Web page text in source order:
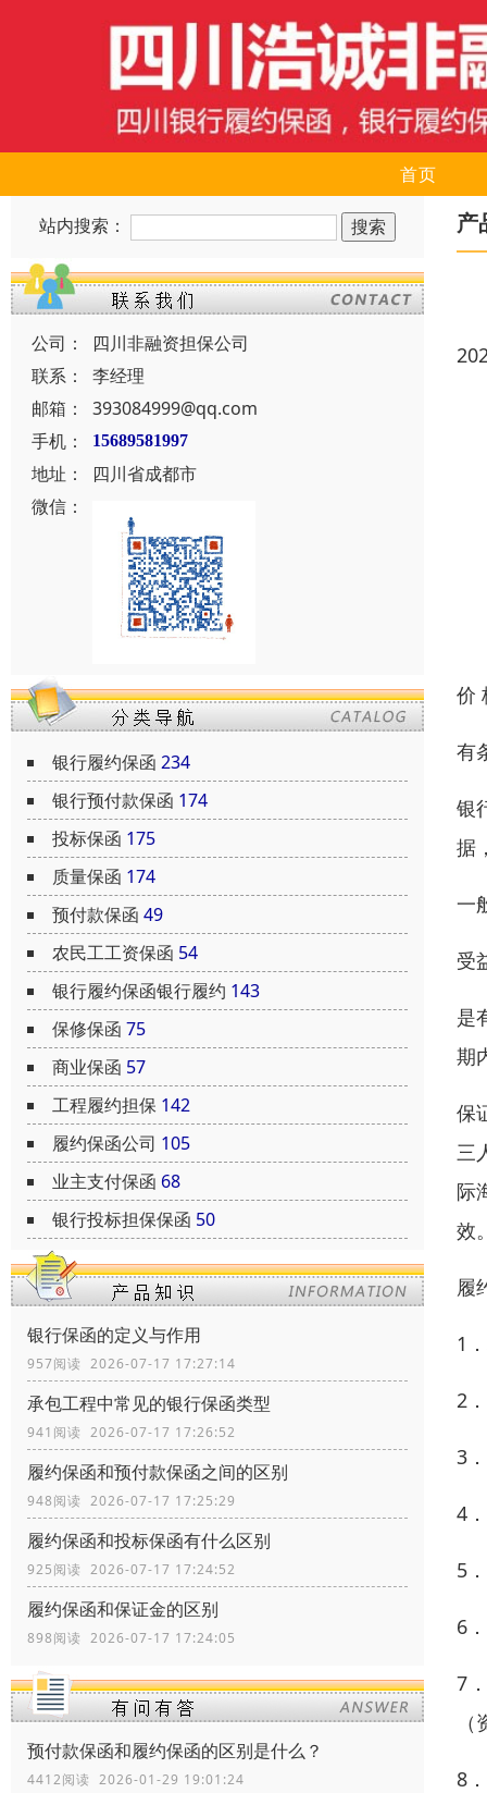
首页
站内搜索：
公司：
四川非融资担保公司
联系：
李经理
邮箱：
393084999@qq.com
手机：
15689581997
地址：
四川省成都市
微信：
银行履约保函 234
银行预付款保函 174
投标保函 175
质量保函 174
预付款保函 49
农民工工资保函 54
银行履约保函银行履约 143
保修保函 75
商业保函 57
工程履约担保 142
履约保函公司 105
业主支付保函 68
银行投标担保保函 50
银行保函的定义与作用
957阅读 2026-07-17 17:27:14
承包工程中常见的银行保函类型
941阅读 2026-07-17 17:26:52
履约保函和预付款保函之间的区别
948阅读 2026-07-17 17:25:29
履约保函和投标保函有什么区别
925阅读 2026-07-17 17:24:52
履约保函和保证金的区别
898阅读 2026-07-17 17:24:05
预付款保函和履约保函的区别是什么？
4412阅读 2026-01-29 19:01:24
产
价
有
银
据
一
受
是
期
保
三
际
效
履
1
2
3
4
5
6
7
8